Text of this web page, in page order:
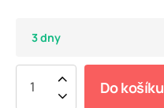
3 dny
Do košíku